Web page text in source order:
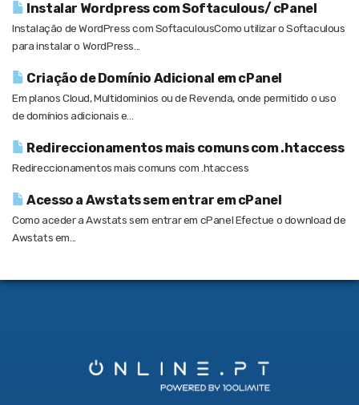
Instalar Wordpress com Softaculous/ cPanel
Instalação de WordPress com SoftaculousComo utilizar o Softaculous
para instalar o WordPress...
Criação de Domínio Adicional em cPanel
Em planos Cloud, Multidominios ou de Revenda, onde permitido o uso
de domínios adicionais e...
Redireccionamentos mais comuns com .htaccess
Redireccionamentos mais comuns com .htaccess
Acesso a Awstats sem entrar em cPanel
Como aceder a Awstats sem entrar em cPanel Efectue o download de
Awstats em...